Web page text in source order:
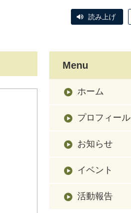
読み上げ
Menu
ホーム
プロフィール
お知らせ
イベント
活動報告